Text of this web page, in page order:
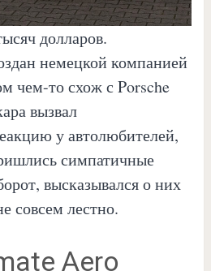
долларов.
немецкой компанией
чем-то схож с Porsche
вызвал
у автолюбителей,
симпатичные
высказывался о них
совсем лестно.
Aero